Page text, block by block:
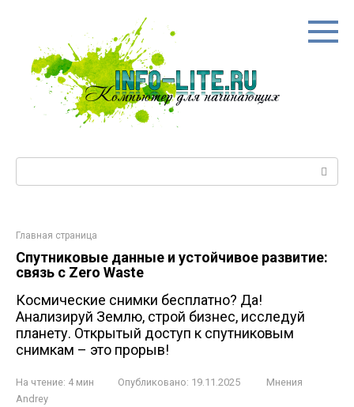
Главная страница
Спутниковые данные и устойчивое развитие:
связь с Zero Waste
Космические снимки бесплатно? Да!
Анализируй Землю, строй бизнес, исследуй
планету. Открытый доступ к спутниковым
снимкам – это прорыв!
На чтение: 4 мин Опубликовано: 19.11.2025
Мнения
Andrey